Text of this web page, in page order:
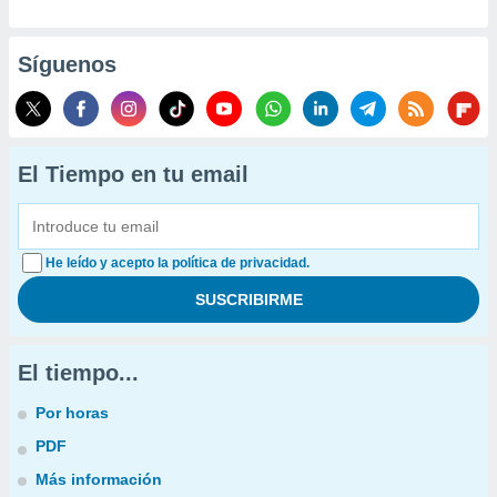
Síguenos
El Tiempo en tu email
He leído y acepto la política de privacidad.
El tiempo...
Por horas
PDF
Más información